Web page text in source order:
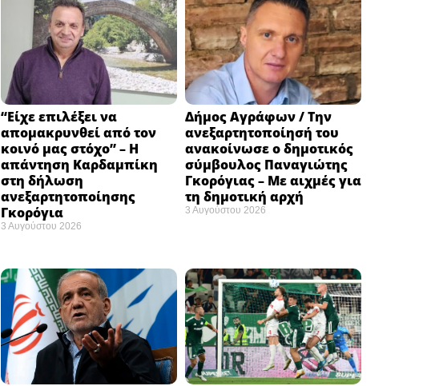
“Είχε επιλέξει να
απομακρυνθεί από τον
κοινό μας στόχο” – Η
απάντηση Καρδαμπίκη
στη δήλωση
ανεξαρτητοποίησης
Γκορόγια
3 Αυγούστου 2026
Δήμος Αγράφων / Την
ανεξαρτητοποίησή του
ανακοίνωσε ο δημοτικός
σύμβουλος Παναγιώτης
Γκορόγιας – Με αιχμές για
τη δημοτική αρχή
3 Αυγούστου 2026